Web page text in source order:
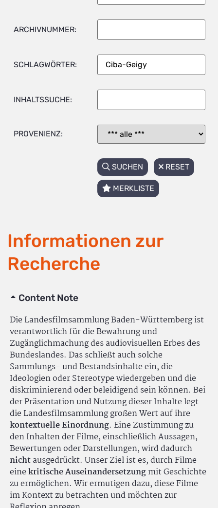
ARCHIVNUMMER:
SCHLAGWÖRTER:
INHALTSSUCHE:
PROVENIENZ:
SUCHEN RESET
MERKLISTE
Informationen zur
Recherche
Content Note
Die Landesfilmsammlung Baden-Württemberg ist
verantwortlich für die Bewahrung und
Zugänglichmachung des audiovisuellen Erbes des
Bundeslandes. Das schließt auch solche
Sammlungs- und Bestandsinhalte ein, die
Ideologien oder Stereotype wiedergeben und die
diskriminierend oder beleidigend sein können. Bei
der Präsentation und Nutzung dieser Inhalte legt
die Landesfilmsammlung großen Wert auf ihre
kontextuelle Einordnung. Eine Zustimmung zu
den Inhalten der Filme, einschließlich Aussagen,
Bewertungen oder Darstellungen, wird dadurch
nichtausgedrückt. Unser Ziel ist es, durch Filme
einekritische Auseinandersetzungmit Geschichte
zu ermöglichen. Wir ermutigen dazu, diese Filme
im Kontext zu betrachten und möchten zur